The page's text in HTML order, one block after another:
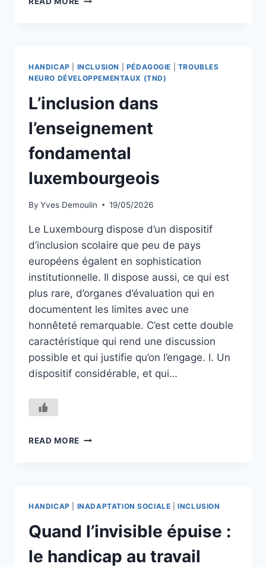
HANDICAP INCLUSION PÉDAGOGIE
TROUBLES
NEURO DÉVELOPPEMENTAUX (TND)
L’inclusion dans
l’enseignement
fondamental
luxembourgeois
By Yves Demoulin 19/05/2026
Le Luxembourg dispose d’un dispositif
d’inclusion scolaire que peu de pays
européens égalent en sophistication
institutionnelle. Il dispose aussi, ce qui est
plus rare, d’organes d’évaluation qui en
documentent les limites avec une
honnêteté remarquable. C’est cette double
caractéristique qui rend une discussion
possible et qui justifie qu’on l’engage. I. Un
dispositif considérable, et qui…
READ MORE L’INCLUSION
HANDICAP INADAPTATION SOCIALE |INCLUSION
Quand l’invisible épuise :
le handicap au travail